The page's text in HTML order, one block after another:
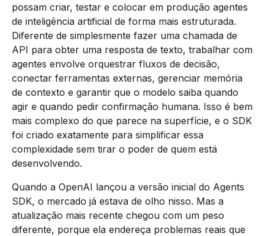
possam criar, testar e colocar em produção agentes
de inteligência artificial de forma mais estruturada.
Diferente de simplesmente fazer uma chamada de
API para obter uma resposta de texto, trabalhar com
agentes envolve orquestrar fluxos de decisão,
conectar ferramentas externas, gerenciar memória
de contexto e garantir que o modelo saiba quando
agir e quando pedir confirmação humana. Isso é bem
mais complexo do que parece na superfície, e o SDK
foi criado exatamente para simplificar essa
complexidade sem tirar o poder de quem está
desenvolvendo.
Quando a OpenAI lançou a versão inicial do Agents
SDK, o mercado já estava de olho nisso. Mas a
atualização mais recente chegou com um peso
diferente, porque ela endereça problemas reais que